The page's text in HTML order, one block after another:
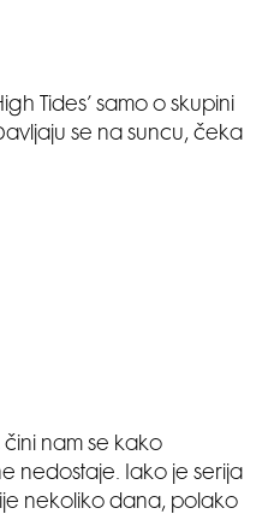
Tides’ samo o skupini
se na suncu, čeka
nam se kako
nedostaje. Iako je serija
nekoliko dana, polako